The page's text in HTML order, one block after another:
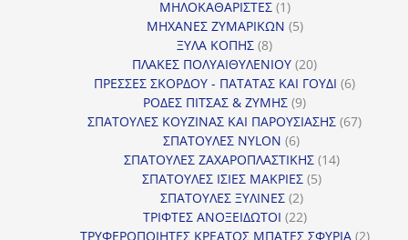
ΜΗΛΟΚΑΘΑΡΙΣΤΕΣ 11
προϊόν
ΜΗΧΑΝΕΣ ΖΥΜΑΡΙΚΩΝ 55
ΞΥΛΑ ΚΟΠΗΣ 88
προϊόντα
ΠΛΑΚΕΣ ΠΟΛΥΑΙΘΥΛΕΝΙΟΥ 2020
προϊόντα
ΠΡΕΣΣΕΣ ΣΚΟΡΔΟΥ - ΠΑΤΑΤΑΣ ΚΑΙ ΓΟΥΔΙ 66
ΡΟΔΕΣ ΠΙΤΣΑΣ & ΖΥΜΗΣ 99
προϊόντα
ΣΠΑΤΟΥΛΕΣ ΚΟΥΖΙΝΑΣ ΚΑΙ ΠΑΡΟΥΣΙΑΣΗΣ 6767
ΣΠΑΤΟΥΛΕΣ NYLON 66
προϊόντα
ΣΠΑΤΟΥΛΕΣ ΖΑΧΑΡΟΠΛΑΣΤΙΚΗΣ 1414
ΣΠΑΤΟΥΛΕΣ ΙΣΙΕΣ ΜΑΚΡΙΕΣ 55
ΣΠΑΤΟΥΛΕΣ ΞΥΛΙΝΕΣ 22
προϊόντα
ΤΡΙΦΤΕΣ ΑΝΟΞΕΙΔΩΤΟΙ 2222
προϊόντα
ΤΡΥΦΕΡΟΠΟΙΗΤΕΣ ΚΡΕΑΤΟΣ ΜΠΑΤΕΣ ΣΦΥΡΙΑ 22